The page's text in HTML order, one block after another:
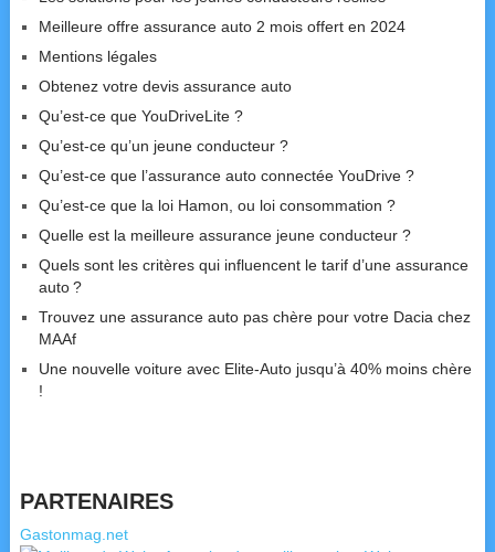
Meilleure offre assurance auto 2 mois offert en 2024
Mentions légales
Obtenez votre devis assurance auto
Qu’est-ce que YouDriveLite ?
Qu’est-ce qu’un jeune conducteur ?
Qu’est-ce que l’assurance auto connectée YouDrive ?
Qu’est-ce que la loi Hamon, ou loi consommation ?
Quelle est la meilleure assurance jeune conducteur ?
Quels sont les critères qui influencent le tarif d’une assurance
auto ?
Trouvez une assurance auto pas chère pour votre Dacia chez
MAAf
Une nouvelle voiture avec Elite-Auto jusqu’à 40% moins chère
!
PARTENAIRES
Gastonmag.net